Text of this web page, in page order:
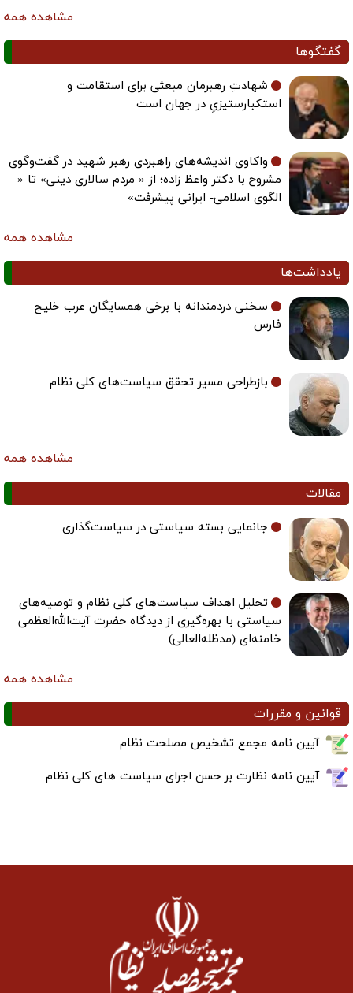
مشاهده همه
گفتگوها
شهادتِ رهبرمان مبعثی برای استقامت و
استکبارستیزیِ در جهان است
واکاوی اندیشه‌های راهبردی رهبر شهید در گفت‌وگوی
مشروح با دکتر واعظ زاده؛ از « مردم سالاری دینی» تا «
الگوی اسلامی- ایرانی پیشرفت»
مشاهده همه
یادداشت‌ها
سخنی دردمندانه با برخی همسایگان عرب خلیج
فارس
بازطراحی مسیر تحقق سیاست‌های کلی نظام
مشاهده همه
مقالات
جانمایی بسته سیاستی در سیاست‌گذاری
تحلیل اهداف سیاست‌های کلی نظام و توصیه‌های
سیاستی با بهره‌گیری از دیدگاه حضرت آیت‌الله‌العظمی
خامنه‌ای (مدظله‌العالی)
مشاهده همه
قوانین و مقررات
آیین نامه مجمع تشخیص مصلحت نظام
آیین نامه نظارت بر حسن اجرای سیاست های کلی نظام